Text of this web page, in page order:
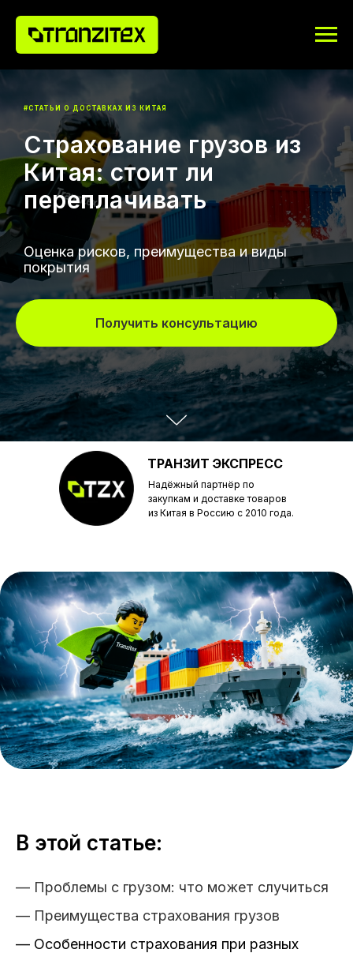
#СТАТЬИ О ДОСТАВКАХ ИЗ КИТАЯ
Страхование грузов из
Китая: стоит ли
переплачивать
Оценка рисков, преимущества и виды
покрытия
Получить консультацию
ТРАНЗИТ ЭКСПРЕСС
Надёжный партнёр по
закупкам и доставке товаров
из Китая в Россию с 2010 года.
В этой статье:
— Проблемы с грузом: что может случиться
— Преимущества страхования грузов
— Особенности страхования при разных